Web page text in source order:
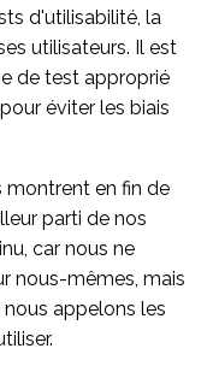
d'utilisabilité, la
utilisateurs. Il est
de test approprié
éviter les biais
montrent en fin de
parti de nos
car nous ne
nous-mêmes, mais
appelons les